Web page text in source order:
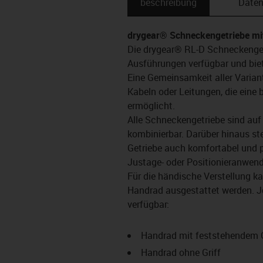
drygear® Schneckengetriebe
Die drygear® RL-D
Ausführungen verfügbar und
Eine Gemeinsamkeit aller
Kabeln oder Leitungen, die
ermöglicht.
Alle Schneckengetriebe sind
kombinierbar. Darüber hinaus
Getriebe auch komfortabel und
Justage- oder
Für die händische Verstellung
Handrad ausgestattet werden.
verfügbar:
Handrad mit feststehendem
Handrad ohne Griff